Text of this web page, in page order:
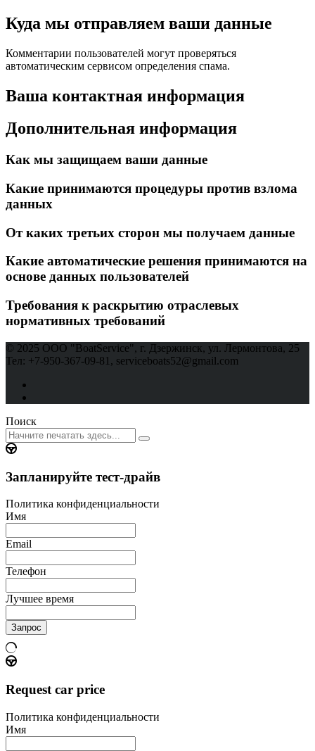
Куда мы отправляем ваши данные
Комментарии пользователей могут проверяться
автоматическим сервисом определения спама.
Ваша контактная информация
Дополнительная информация
Как мы защищаем ваши данные
Какие принимаются процедуры против взлома
данных
От каких третьих сторон мы получаем данные
Какие автоматические решения принимаются на
основе данных пользователей
Требования к раскрытию отраслевых
нормативных требований
© 2025 ООО "BoatService", г. Дзержинск, ул. Лермонтова, 25
Тел: +7-950-367-09-81, serviceboats52@gmail.com
Поиск
Запланируйте тест-драйв
Политика конфиденциальности
Имя
Email
Телефон
Лучшее время
Запрос
Request car price
Политика конфиденциальности
Имя